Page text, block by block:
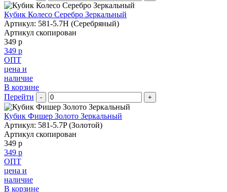
Кубик Колесо Серебро Зеркальный
Артикул: 581-5.7H (Серебряный)
Артикул скопирован
349 р
349 р
ОПТ
цена и
наличие
В корзине
Перейти
- +
Кубик Фишер Золото Зеркальный
Артикул: 581-5.7P (Золотой)
Артикул скопирован
349 р
349 р
ОПТ
цена и
наличие
В корзине